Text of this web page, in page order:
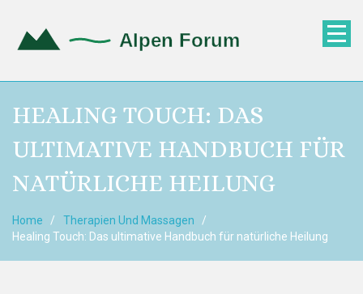
HEALING TOUCH: DAS
ULTIMATIVE HANDBUCH FÜR
NATÜRLICHE HEILUNG
Home
Therapien Und Massagen
Healing Touch: Das ultimative Handbuch für natürliche Heilung